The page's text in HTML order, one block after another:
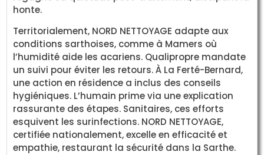
honte.
Territorialement, NORD NETTOYAGE adapte aux
conditions sarthoises, comme à Mamers où
l’humidité aide les acariens. Qualipropre mandate
un suivi pour éviter les retours. À La Ferté-Bernard,
une action en résidence a inclus des conseils
hygiéniques. L’humain prime via une explication
rassurante des étapes. Sanitaires, ces efforts
esquivent les surinfections. NORD NETTOYAGE,
certifiée nationalement, excelle en efficacité et
empathie, restaurant la sécurité dans la Sarthe.